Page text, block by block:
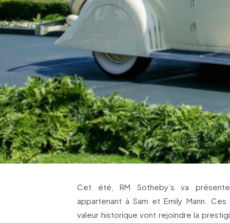
Cet été, RM Sotheby’s va
appartenant à Sam et Emily Mann.
valeur historique vont rejoindre la